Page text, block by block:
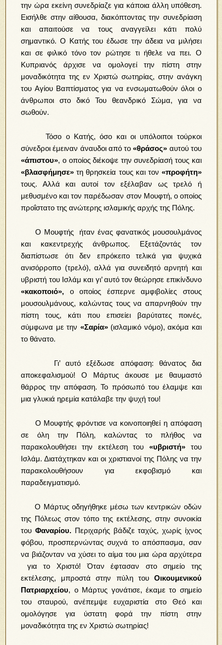
την ώρα εκείνη συνεδρίαζε για κάποια άλλη υπόθεση.
Εισήλθε στην αίθουσα, διακόπτοντας την συνεδρίαση
και απαιτούσε να τους αναγγείλει κάτι πολύ
σημαντικό. Ο Κατής του έδωσε την άδεια να μιλήσει
και σε φιλικό τόνο τον ρώτησε τι ήθελε να πει. Ο
Κυπριανός άρχισε να ομολογεί την πίστη στην
μοναδικότητα της εν Χριστώ σωτηρίας, στην ανάγκη
του Αγίου Βαπτίσματος για να ενσωματωθούν όλοι ο
άνθρωποι στο δικό Του θεανδρικό Σώμα, για να
σωθούν.
Τόσο ο Κατής, όσο και οι υπόλοιποι τούρκοι
σύνεδροι έμειναν άναυδοι από το«θράσος» αυτού του
«άπιστου», ο οποίος διέκοψε την συνεδρίασή τους και
«βλασφήμησε»τη θρησκεία τους και τον «προφήτη»
τους. Αλλά και αυτοί τον εξέλαβαν ως τρελό ή
μεθυσμένο και τον παρέδωσαν στον Μουφτή, ο οποίος
προΐστατο της ανώτερης ισλαμικής αρχής της Πόλης.
Ο Μουφτής ήταν ένας φανατικός μουσουλμάνος
και κακεντρεχής άνθρωπος. Εξετάζοντάς τον
διαπίστωσε ότι δεν επρόκειτο τελικά για ψυχικά
ανισόρροπο (τρελό), αλλά για συνειδητό αρνητή και
υβριστή του Ισλάμ και γι’ αυτό τον θεώρησε επικίνδυνο
«κακοποιό», ο οποίος έσπερνε αμφιβολίες στους
μουσουλμάνους, καλώντας τους να απαρνηθούν την
πίστη τους, κάτι που επισείει βαρύτατες ποινές,
σύμφωνα με την «Σαρία»(ισλαμικό νόμο), ακόμα και
το θάνατο.
Γι’ αυτό εξέδωσε απόφαση: θάνατος δια
αποκεφαλισμού! Ο Μάρτυς άκουσε με θαυμαστό
θάρρος την απόφαση. Το πρόσωπό του έλαμψε και
μια γλυκιά ηρεμία κατάλαβε την ψυχή του!
Ο Μουφτής φρόντισε να κοινοποιηθεί η απόφαση
σε όλη την Πόλη, καλώντας το πλήθος να
παρακολουθήσει την εκτέλεση του«υβριστή» του
Ισλάμ. Διατάχτηκαν και οι χριστιανοί της Πόλης να την
παρακολουθήσουν για εκφοβισμό και
παραδειγματισμό.
Ο Μάρτυς οδηγήθηκε μέσω των κεντρικών οδών
της Πόλεως στον τόπο της εκτέλεσης, στην συνοικία
του Φαναρίου.Περιχαρής βάδιζε ταχύς, χωρίς ίχνος
φόβου, προσπερνώντας συχνά το απόσπασμα, σαν
να βιάζονταν να χύσει το αίμα του μια ώρα αρχύτερα
για το Χριστό! Όταν έφτασαν στο σημείο της
εκτέλεσης, μπροστά στην πύλη του Οικουμενικού
Πατριαρχείου, ο Μάρτυς γονάτισε, έκαμε το σημείο
του σταυρού, ανέπεμψε ευχαριστία στο Θεό και
ομολόγησε για ύστατη φορά την πίστη στην
μοναδικότητα της εν Χριστώ σωτηρίας!